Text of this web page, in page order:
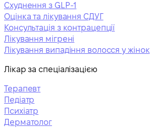
Схуднення з GLP-1
Оцінка та лікування СДУГ
Консультація з контрацепції
Лікування мігрені
Лікування випадіння волосся у жінок
Лікар за спеціалізацією
Терапевт
Педіатр
Психіатр
Дерматолог